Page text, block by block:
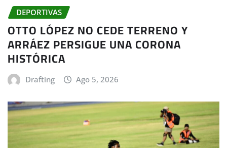
DEPORTIVAS
OTTO LÓPEZ NO CEDE TERRENO Y
ARRÁEZ PERSIGUE UNA CORONA
HISTÓRICA
Drafting Ago 5, 2026